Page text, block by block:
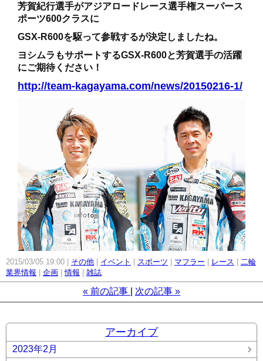
芳賀紀行選手がアジアロードレース選手権スーパース
ポーツ600クラスに
GSX-R600を駆って参戦するが決定しましたね。
ヨシムラもサポートするGSX-R600と芳賀選手の活躍
にご期待ください！
http://team-kagayama.com/news/20150216-1/
2015/03/05 19:00 その他 イベント スポーツ マフラー レース
二輪
業界情報
企画 情報 雑誌
« 前の記事 次の記事 »
アーカイブ
2023年2月